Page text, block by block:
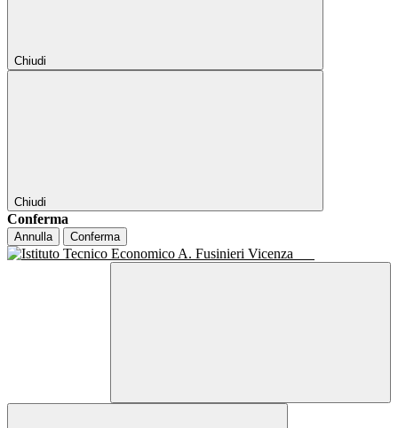
Chiudi
Chiudi
Conferma
Annulla Conferma